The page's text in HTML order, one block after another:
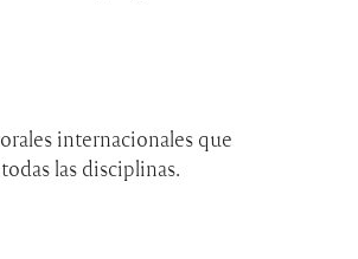
internacionales que
las disciplinas.